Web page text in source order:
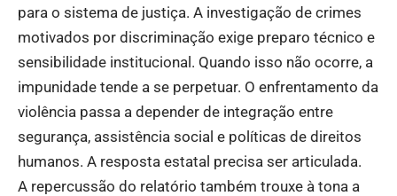
para o sistema de justiça. A investigação de crimes
motivados por discriminação exige preparo técnico e
sensibilidade institucional. Quando isso não ocorre, a
impunidade tende a se perpetuar. O enfrentamento da
violência passa a depender de integração entre
segurança, assistência social e políticas de direitos
humanos. A resposta estatal precisa ser articulada.
A repercussão do relatório também trouxe à tona a